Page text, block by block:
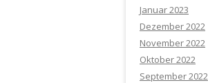
Januar 2023
Dezember 2022
November 2022
Oktober 2022
September 2022